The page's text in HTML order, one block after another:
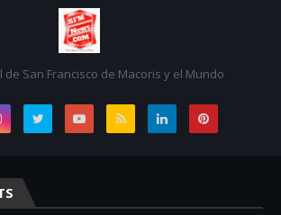
de San Francisco de Macoris y el Mundo